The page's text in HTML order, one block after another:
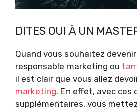
DITES OUI À UN
Quand vous souhaitez
responsable marketing ou
il est clair que vous allez
marketing. En effet, avec ces
supplémentaires, vous